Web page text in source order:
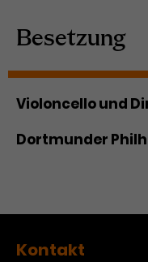
Besetzung
Violoncello und
Dortmunder
Kontakt